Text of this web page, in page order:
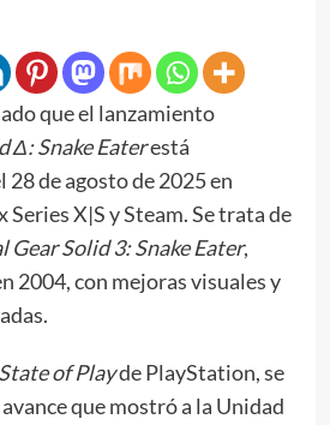
que el lanzamiento
Δ: Snake Eaterestá
28 de agosto de 2025 en
X|S y Steam. Se trata de
Gear Solid 3: Snake Eater,
2004, con mejoras visuales y
State of Playde PlayStation, se
que mostró a la Unidad